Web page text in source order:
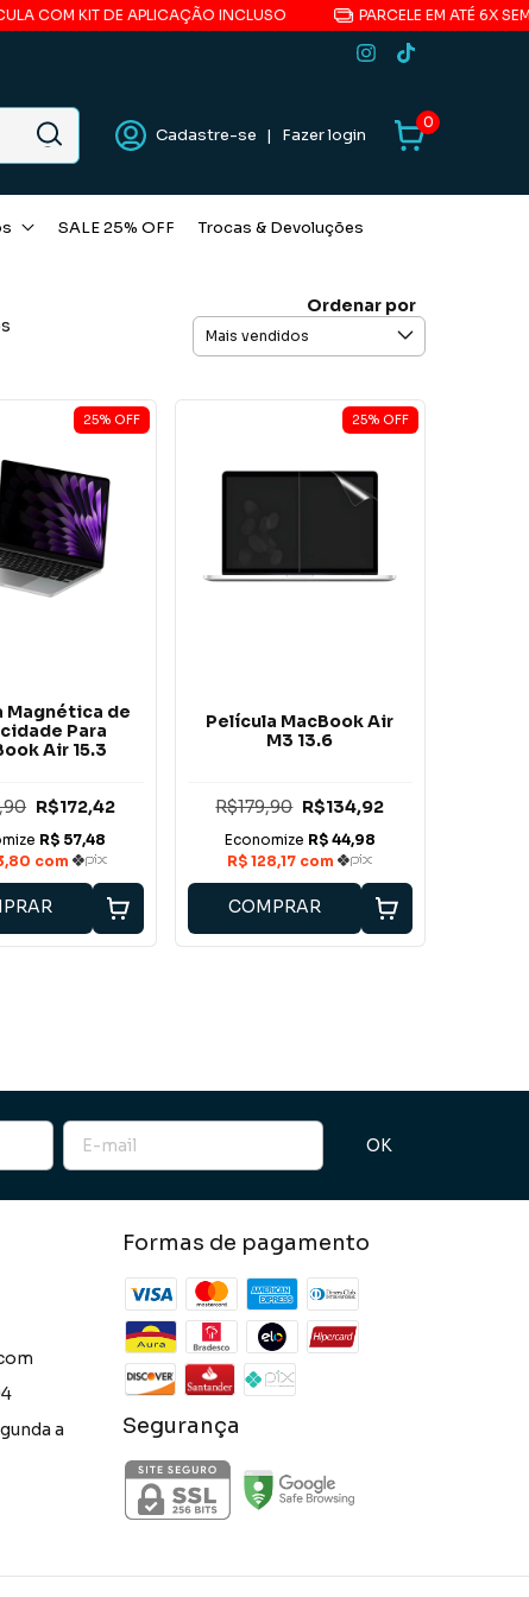
COM KIT DE APLICAÇÃO INCLUSO PARCELE EM ATÉ 6X SEM
Cadastre-se | Fazer login
0
SALE 25% OFF Trocas & Devoluções
Ordenar por
25% OFF
Magnética de
Para
Air 15.3
R$172,42
25% OFF
Película MacBook Air
M3 13.6
R$179,90 R$134,92
COMPRAR
a
Formas de pagamento
Segurança